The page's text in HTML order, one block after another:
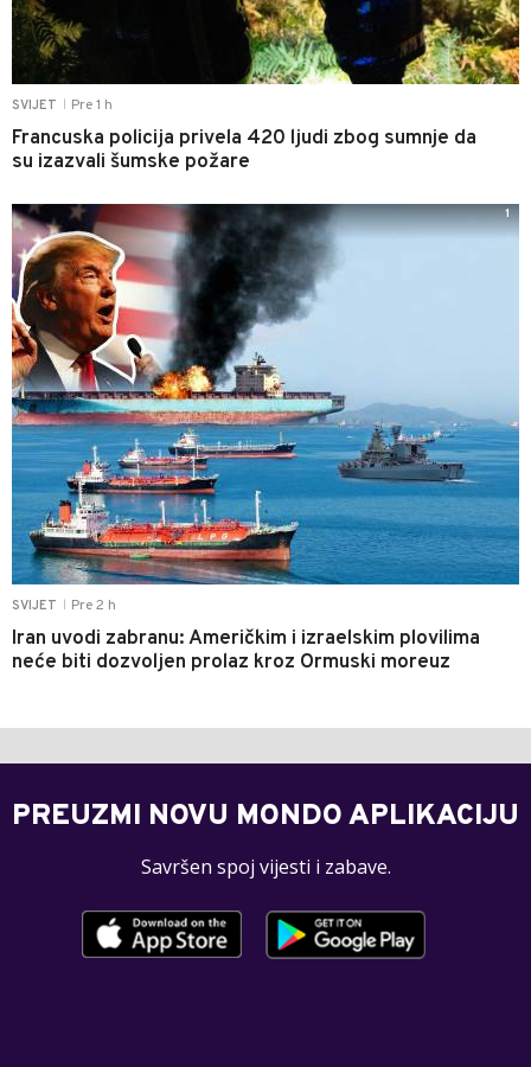
SVIJET Pre 1 h
Francuska policija privela 420 ljudi zbog sumnje da
su izazvali šumske požare
SVIJET Pre 2 h
Iran uvodi zabranu: Američkim i izraelskim plovilima
neće biti dozvoljen prolaz kroz Ormuski moreuz
1
PREUZMI NOVU MONDO APLIKACIJU
Savršen spoj vijesti i zabave.